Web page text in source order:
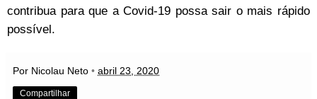
contribua para que a Covid-19 possa sair o mais rápido
possível.
Por Nicolau Neto • abril 23, 2020
Compartilhar